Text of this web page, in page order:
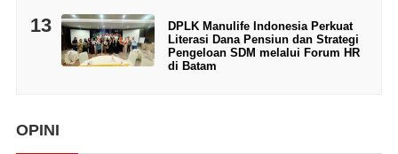
13
DPLK Manulife Indonesia Perkuat
Literasi Dana Pensiun dan Strategi
Pengeloan SDM melalui Forum HR
di Batam
OPINI